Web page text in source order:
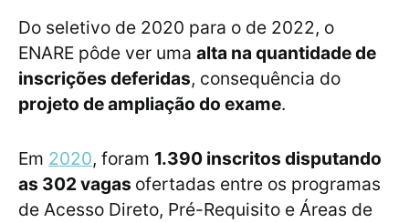
Do seletivo de 2020 para o de 2022, o
ENARE pôde ver uma alta na quantidade de
inscrições deferidas, consequência do
projeto de ampliação do exame.
Em 2020, foram 1.390 inscritos disputando
as 302 vagas ofertadas entre os programas
de Acesso Direto, Pré-Requisito e Áreas de